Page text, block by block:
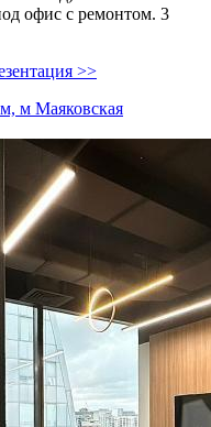
офис с ремонтом. 3
>>
м Маяковская